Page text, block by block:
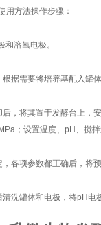
用方法操作步骤：
和溶氧电极。
根据需要将培养基配入罐
，将其置于发酵台上，
；设置温度、pH、搅
各项参数都正确后，将
清洗罐体和电极，将pH电